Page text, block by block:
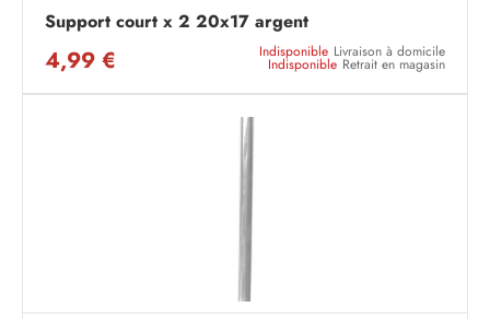
Support court x 2 20x17 argent
4,99 € Indisponible Livraison à domicile
Indisponible Retrait en magasin